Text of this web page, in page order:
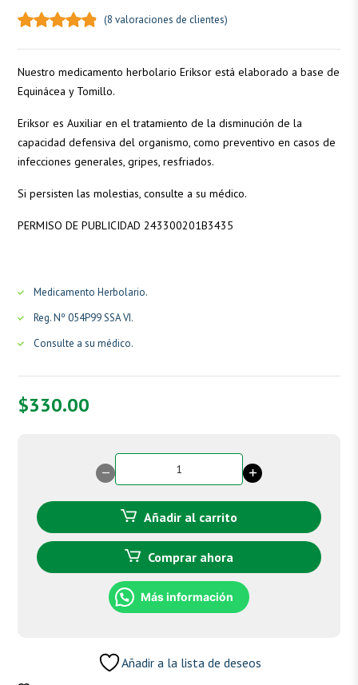
(8 valoraciones de clientes)
Nuestro medicamento herbolario Eriksor está elaborado a base de
Equinácea y Tomillo.
Eriksor es Auxiliar en el tratamiento de la disminución de la
capacidad defensiva del organismo, como preventivo en casos de
infecciones generales, gripes, resfriados.
Si persisten las molestias, consulte a su médico.
PERMISO DE PUBLICIDAD 243300201B3435
Medicamento Herbolario.
Reg. Nº 054P99 SSA VI.
Consulte a su médico.
$330.00
Eriksor
cantidad
Añadir al carrito
Comprar ahora
Más información
Añadir a la lista de deseos